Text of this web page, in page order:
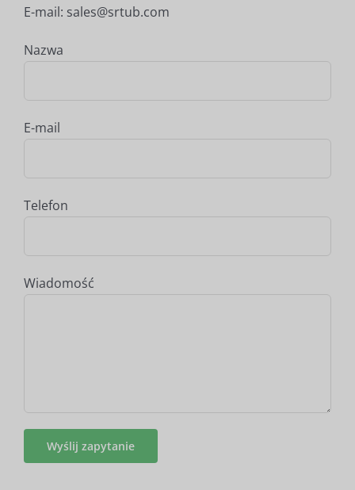
E-mail: sales@srtub.com
Nazwa
E-mail
Telefon
Wiadomość